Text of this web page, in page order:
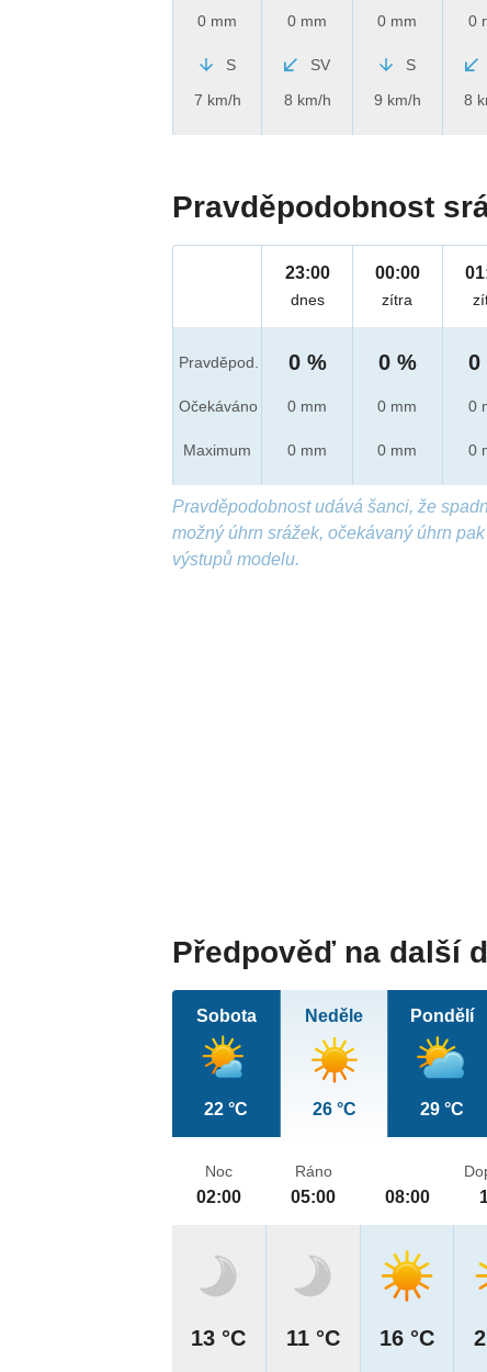
0 mm
S
7 km/h
0 mm
SV
8 km/h
0 mm
S
9 km/h
0
8
Pravděpodobnost
Pravděpod.
Očekáváno
Maximum
23:00
dnes
0 %
0 mm
0 mm
00:00
zítra
0 %
0 mm
0 mm
0
0
0
Pravděpodobnost udává šanci, že
možný úhrn srážek, očekávaný úhrn
výstupů modelu.
Předpověď na další
Sobota
22 °C
Neděle
26 °C
Pondělí
29 °C
Noc
02:00
13 °C
Ráno
05:00
11 °C
08:00
16 °C